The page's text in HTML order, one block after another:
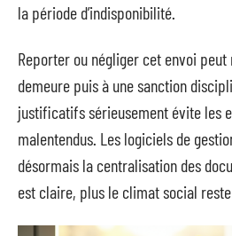
la période d’indisponibilité.
Reporter ou négliger cet envoi peut
demeure puis à une sanction
justificatifs sérieusement évite les
malentendus. Les logiciels de
désormais la centralisation des
est claire, plus le climat social